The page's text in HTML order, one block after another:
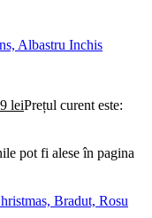
Albastru Inchis
leiPrețul curent este:
pot fi alese în pagina